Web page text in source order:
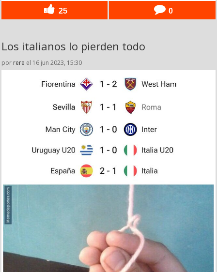
25 0
Los italianos lo pierden todo
por rere el 16 jun 2023, 15:30